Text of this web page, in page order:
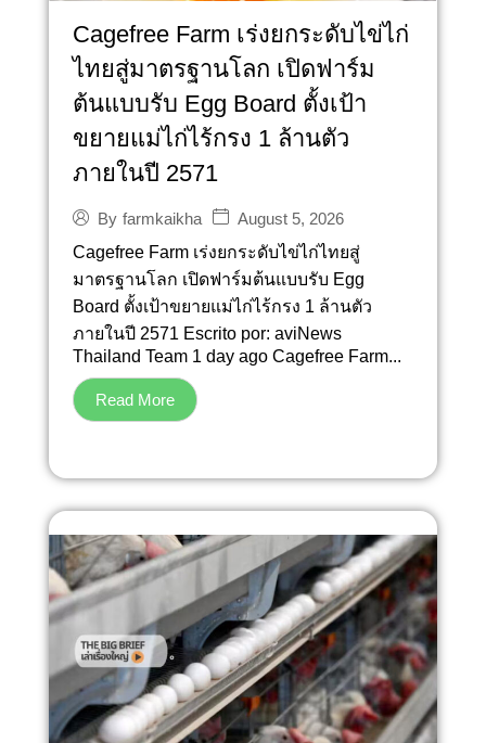
Cagefree Farm เร่งยกระดับไข่ไก่
ไทยสู่มาตรฐานโลก เปิดฟาร์ม
ต้นแบบรับ Egg Board ตั้งเป้า
ขยายแม่ไก่ไร้กรง 1 ล้านตัว
ภายในปี 2571
By farmkaikha
August 5, 2026
Cagefree Farm เร่งยกระดับไข่ไก่ไทยสู่
มาตรฐานโลก เปิดฟาร์มต้นแบบรับ Egg
Board ตั้งเป้าขยายแม่ไก่ไร้กรง 1 ล้านตัว
ภายในปี 2571 Escrito por: aviNews
Thailand Team 1 day ago Cagefree Farm...
Read More